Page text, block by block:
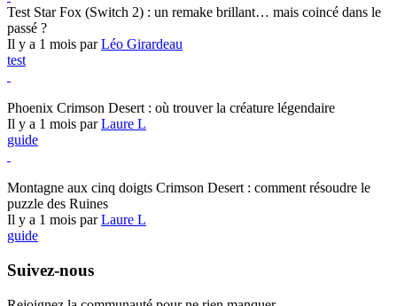
Test Star Fox (Switch 2) : un remake brillant… mais coincé dans le
passé ?
Il y a 1 mois parLéo Girardeau
test
Phoenix Crimson Desert : où trouver la créature légendaire
Il y a 1 mois parLaure L
guide
Montagne aux cinq doigts Crimson Desert : comment résoudre le
puzzle des Ruines
Il y a 1 mois parLaure L
guide
Suivez-nous